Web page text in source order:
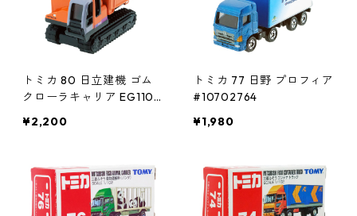
トミカ 80 日立建機 ゴム
クローラキャリア EG110R
¥2,200
トミカ 77 日野 プロフィア
#10702764
¥1,980